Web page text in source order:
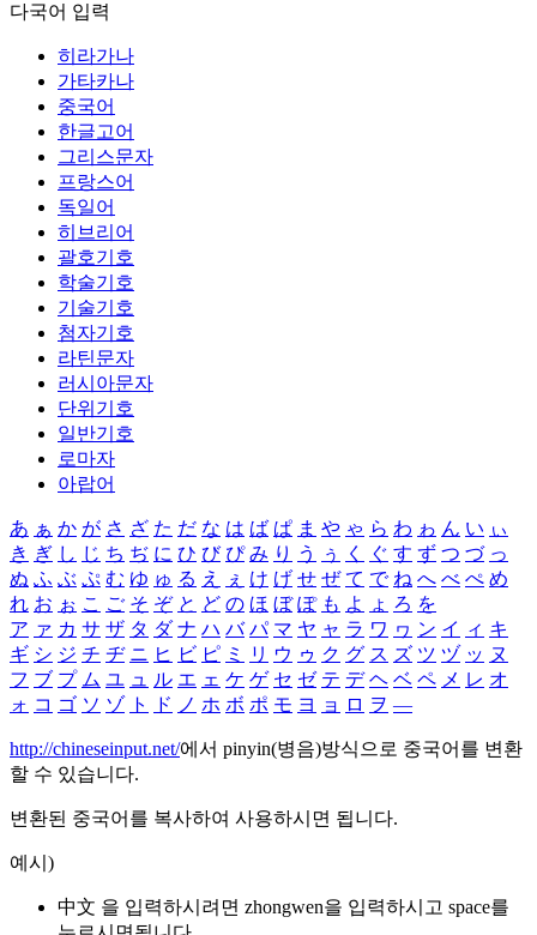
다국어 입력
히라가나
가타카나
중국어
한글고어
그리스문자
프랑스어
독일어
히브리어
괄호기호
학술기호
기술기호
첨자기호
라틴문자
러시아문자
단위기호
일반기호
로마자
아랍어
あ ぁ か が さ ざ た だ な は ば ぱ ま や ゃ ら わ ゎ ん い ぃ
き ぎ し じ ち ぢ に ひ び ぴ み り う ぅ く ぐ す ず つ づ っ
ぬ ふ ぶ ぷ む ゆ ゅ る え ぇ け げ せ ぜ て で ね へ べ ぺ め
れ お ぉ こ ご そ ぞ と ど の ほ ぼ ぽ も よ ょ ろ を
ア ァ カ サ ザ タ ダ ナ ハ バ パ マ ヤ ャ ラ ワ ヮ ン イ ィ キ
ギ シ ジ チ ヂ ニ ヒ ビ ピ ミ リ ウ ゥ ク グ ス ズ ツ ヅ ッ ヌ
フ ブ プ ム ユ ュ ル エ ェ ケ ゲ セ ゼ テ デ ヘ ベ ペ メ レ オ
ォ コ ゴ ソ ゾ ト ド ノ ホ ボ ポ モ ヨ ョ ロ ヲ ―
http://chineseinput.net/에서 pinyin(병음)방식으로 중국어를 변환
할 수 있습니다.
변환된 중국어를 복사하여 사용하시면 됩니다.
예시)
中文 을 입력하시려면 zhongwen을 입력하시고 space를